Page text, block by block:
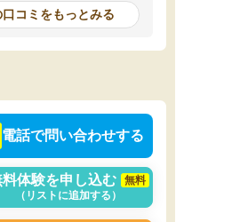
のですが、自分以外の人がどのくらい同
を理解しているのかが分からず、その点
コミをもっとみる
電話で問い合わせする
体験を申し込む
無料
（リストに追加する）